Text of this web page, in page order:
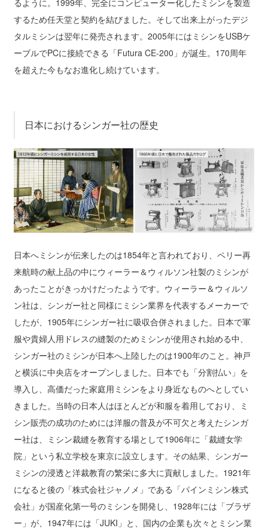
るように。1999年、完全にコンピューター化したミシンを製造
するため任天堂と契約を結びました。そして出来上がったデジ
タルミシンは翌年に発売されます。2005年にはミシンをUSBケ
ーブルでPCに接続できる「Futura CE-200」が誕生。170周年
を超えた今もなお進化し続けています。
日本におけるシンガー社の歴史
日本へミシンが伝来したのは1854年と言われており、ペリー再
来航時の献上品の中にウィーラー＆ウィルソン社製のミシンが
あったことがきっかけだったようです。ウィーラー＆ウィルソ
ン社は、シンガー社と同様にミシン業界を代表するメーカーで
したが、1905年にシンガー社に吸収合併されました。日本で軍
服や貴婦人用ドレスの縫製のためミシンが使用され始める中、
シンガー社のミシンが日本へ上陸したのは1900年のこと。神戸
と横浜に中央店をオープンしました。日本でも「分割払い」を
導入し、高価だった家庭用ミシンをより身近なものへとしてい
きました。当時の日本人はほとんどが和服を着用しており、ミ
シン販売の成功のためには洋服の普及が不可欠と考えたシンガ
ー社は、ミシン裁縫を教育する場として1906年に「裁縫女学
院」という私立学校を東京に設立します。その結果、シンガー
ミシンの浸透と洋裁教育の繁栄に多大に貢献しました。1921年
になると後の「株式会社ジャノメ」である「パインミシン株式
会社」が国産化第一号のミシンを開発し、1928年には「ブラザ
ー」が、1947年には「JUKI」と、国内の企業も次々とミシン業